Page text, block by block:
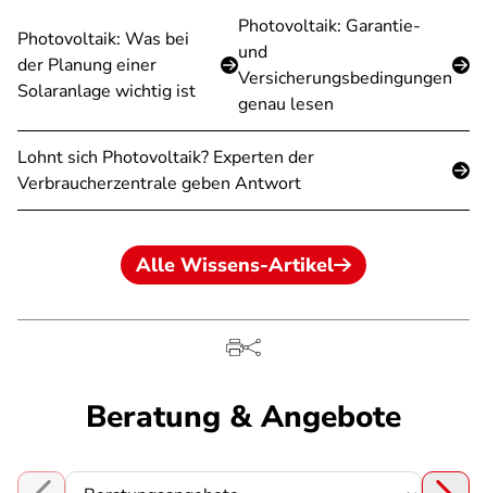
Photovoltaik: Was bei
der Planung einer
Solaranlage wichtig ist
Photovoltaik: Garantie-
und
Versicherungsbedingungen
genau lesen
Lohnt sich Photovoltaik? Experten der
Verbraucherzentrale geben Antwort
Alle Wissens-Artikel
Beratung & Angebote